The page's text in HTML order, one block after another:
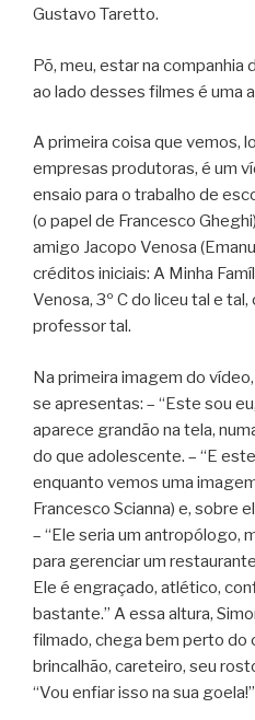
Gustavo Taretto.
Põ, meu, estar na companhia
ao lado desses filmes é uma
A primeira coisa que vemos,
empresas produtoras, é um
ensaio para o trabalho de
(o papel de Francesco
amigo Jacopo Venosa
créditos iniciais: A Minha
Venosa, 3º C do liceu tal e
professor tal.
Na primeira imagem do
se apresentas: – “Este sou
aparece grandão na tela,
do que adolescente. – “E
enquanto vemos uma
Francesco Scianna) e, sobre
– “Ele seria um antropólogo,
para gerenciar um
Ele é engraçado, atlético,
bastante.” A essa altura,
filmado, chega bem perto do
brincalhão, careteiro, seu
“Vou enfiar isso na sua goela!”